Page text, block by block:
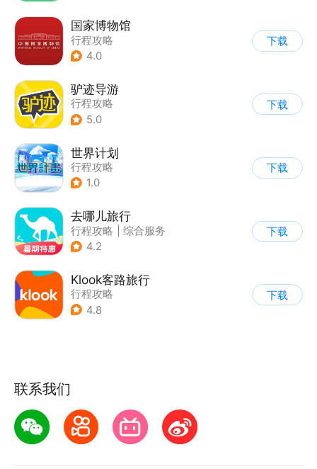
国家博物馆
行程攻略
4.0
下载
驴迹导游
行程攻略
5.0
下载
世界计划
行程攻略
1.0
下载
去哪儿旅行
行程攻略
综合服务
4.2
下载
Klook客路旅行
行程攻略
4.8
下载
联系我们